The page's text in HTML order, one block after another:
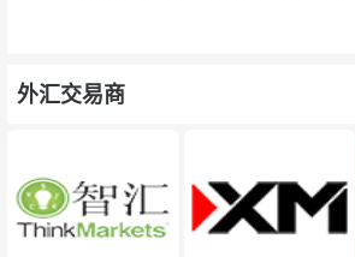
外汇交易商